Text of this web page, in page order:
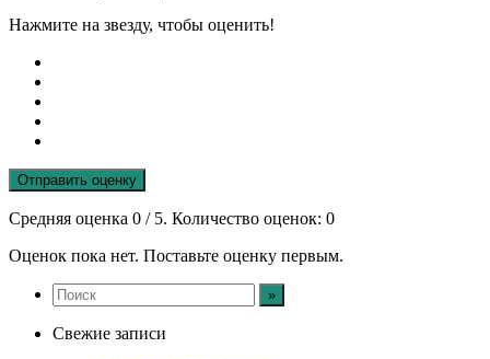
Нажмите на звезду, чтобы оценить!
Отправить оценку
Средняя оценка 0 / 5. Количество оценок: 0
Оценок пока нет. Поставьте оценку первым.
Свежие записи